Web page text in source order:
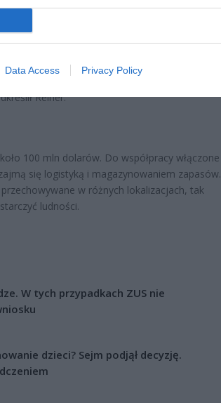
Data Access Privacy Policy
co w obliczu kryzysu może okazać się
utworzyć nowe zasoby żywności, które
Reiner.
100 mln dolarów. Do współpracy włączone
się logistyką i magazynowaniem zapasów.
w różnych lokalizacjach, tak
ludności.
W tych przypadkach ZUS nie
dzieci? Sejm podjął decyzję.